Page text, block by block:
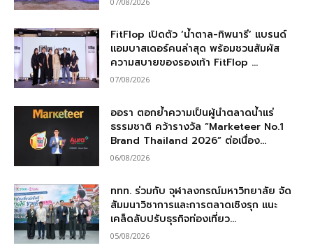
FitFlop เปิดตัว ‘น้ำตาล-ทิพนารี’ แบรนด์
แอมบาสเดอร์คนล่าสุด พร้อมชวนสัมผัส
ความสบายของรองเท้า FitFlop ...
07/08/2026
ออรา ตอกย้ำความเป็นผู้นำตลาดน้ำแร่
ธรรมชาติ คว้ารางวัล “Marketeer No.1
Brand Thailand 2026” ต่อเนื่อง...
06/08/2026
ททท. ร่วมกับ จุฬาลงกรณ์มหาวิทยาลัย จัด
สัมมนาวิชาการและการตลาดเชิงรุก แนะ
เคล็ดลับปรับธุรกิจท่องเที่ยว...
05/08/2026